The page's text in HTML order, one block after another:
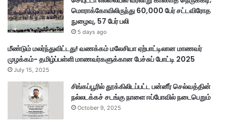
-
ர
ம
ன்
மொராக்கோவிலிருந்து 60,000 பேர் சட்டவிரோத
நுழைவு, 57 பேர் பலி
5 days ago
மீண்டும் மலர்ந்துவிட்டது! வணக்கம் மலேசியா ஏற்பாட்டிலான மாணவர்
முழக்கம்- தமிழ்ப்பள்ளி மாணவர்களுக்கான பேச்சுப் போட்டி 2025
July 15, 2025
சிங்கப்பூரில் தூக்கிலிடப்பட்ட பன்னீர் செல்வத்தின்
நல்லடக்கச் சடங்கு நாளை ஈப்போவில் நடைபெறும்
October 9, 2025